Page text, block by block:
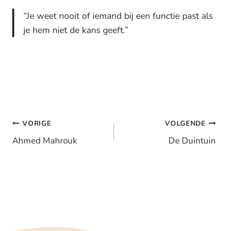
“Je weet nooit of iemand bij een functie past als
je hem niet de kans geeft.”
Bericht
navigatie
VORIGE
Ahmed Mahrouk
VOLGENDE
De Duintuin